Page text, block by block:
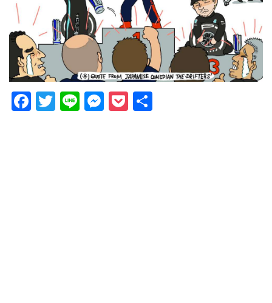
Facebook
Twitter
LineMessenger
Pocket